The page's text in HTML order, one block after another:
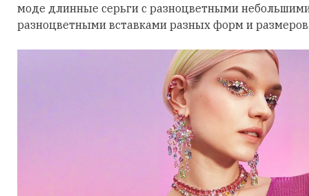
моде длинные серьги с разноцветными
разноцветными вставками разных форм и